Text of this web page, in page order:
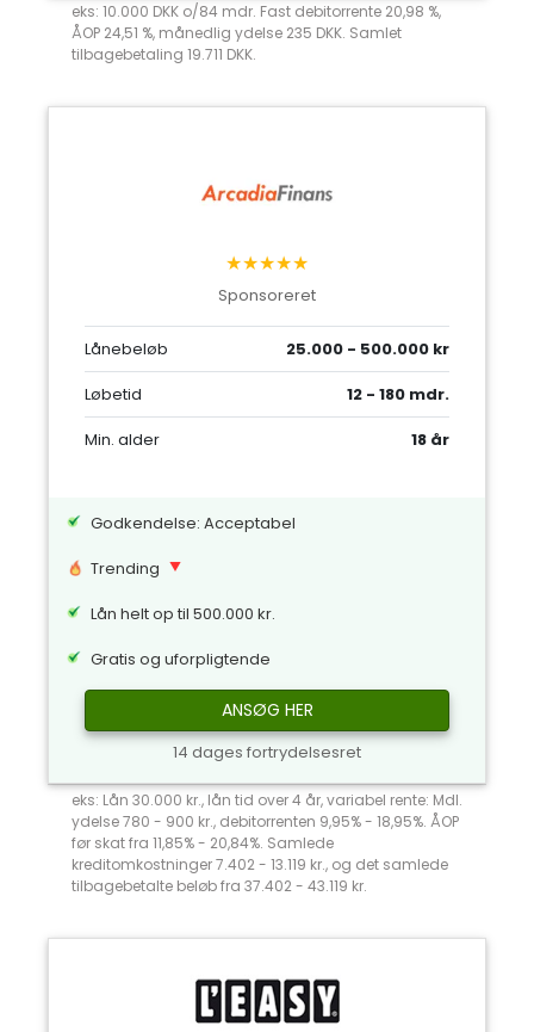
eks: 10.000 DKK o/84 mdr. Fast debitorrente 20,98 %,
ÅOP 24,51 %, månedlig ydelse 235 DKK. Samlet
tilbagebetaling 19.711 DKK.
★★★★★
Sponsoreret
Lånebeløb
25.000 - 500.000 kr
Løbetid
12 - 180 mdr.
Min. alder
18 år
Godkendelse: Acceptabel
Trending
Lån helt op til 500.000 kr.
Gratis og uforpligtende
ANSØG HER
14 dages fortrydelsesret
eks: Lån 30.000 kr., lån tid over 4 år, variabel rente: Mdl.
ydelse 780 - 900 kr., debitorrenten 9,95% - 18,95%. ÅOP
før skat fra 11,85% - 20,84%. Samlede
kreditomkostninger 7.402 - 13.119 kr., og det samlede
tilbagebetalte beløb fra 37.402 - 43.119 kr.